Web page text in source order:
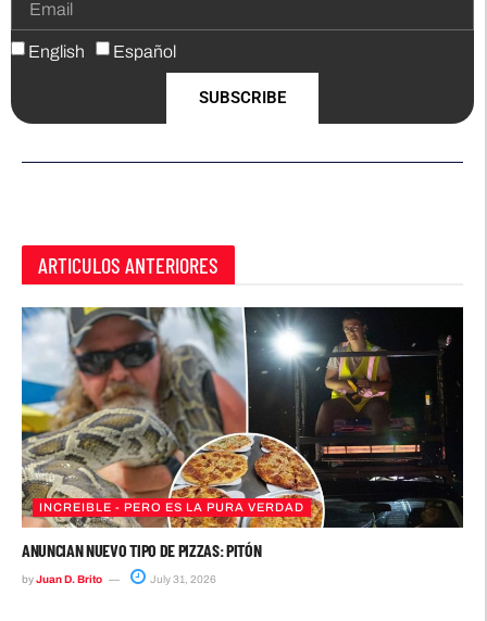
English Español
SUBSCRIBE
ARTICULOS ANTERIORES
INCREIBLE - PERO ES LA PURA VERDAD
ANUNCIAN NUEVO TIPO DE PIZZAS: PITÓN
byJuan D. Brito July 31, 2026